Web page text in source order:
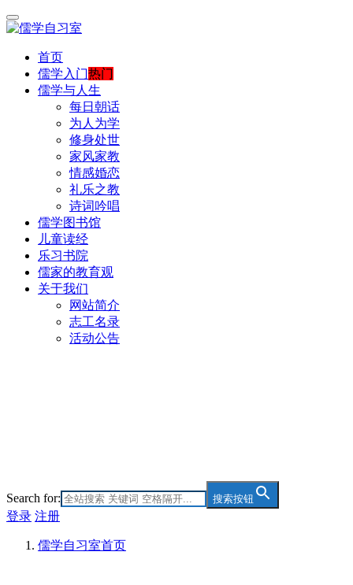
首页
儒学入门热门
儒学与人生
每日朝话
为人为学
修身处世
家风家教
情感婚恋
礼乐之教
诗词吟唱
儒学图书馆
儿童读经
乐习书院
儒家的教育观
关于我们
网站简介
志工名录
活动公告
Search for: 搜索按钮
登录 注册
儒学自习室首页